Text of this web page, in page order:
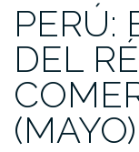
PERÚ:
DEL
(MAYO)